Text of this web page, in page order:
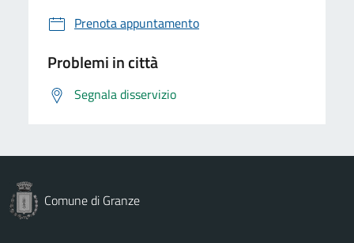
Prenota appuntamento
Problemi in città
Segnala disservizio
Comune di Granze